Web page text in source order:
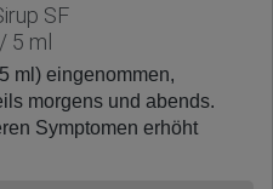
SF
5 ml
ml) eingenommen,
morgens und abends.
Symptomen erhöht